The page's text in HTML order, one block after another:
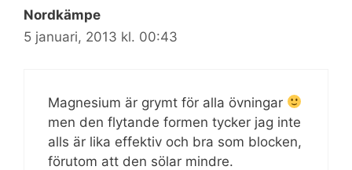
Nordkämpe
5 januari, 2013 kl. 00:43
Magnesium är grymt för alla övningar
men den flytande formen tycker jag inte
alls är lika effektiv och bra som blocken,
förutom att den sölar mindre.